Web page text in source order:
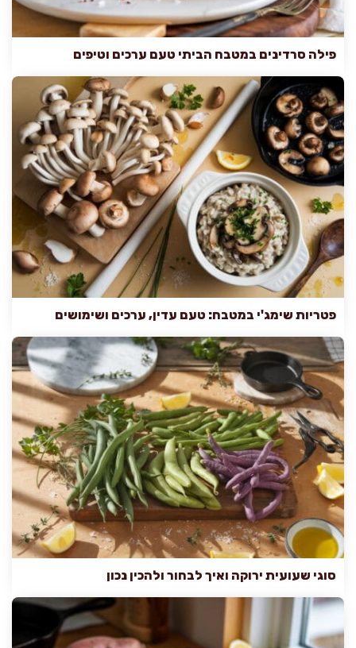
פילה סרדינים במטבח הביתי טעם ערכים וטיפים
פטריות שימג'י במטבח: טעם עדין, ערכים ושימושים
סוגי שעועית ירוקה ואיך לבחור ולהכין נכון